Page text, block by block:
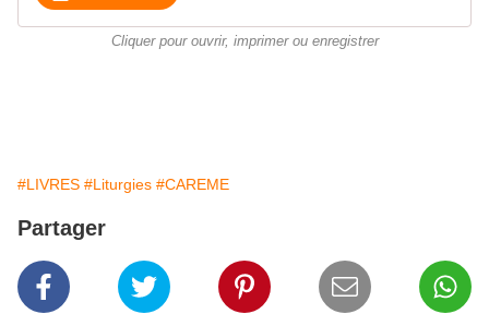
Cliquer pour ouvrir, imprimer ou enregistrer
#LIVRES #Liturgies #CAREME
Partager